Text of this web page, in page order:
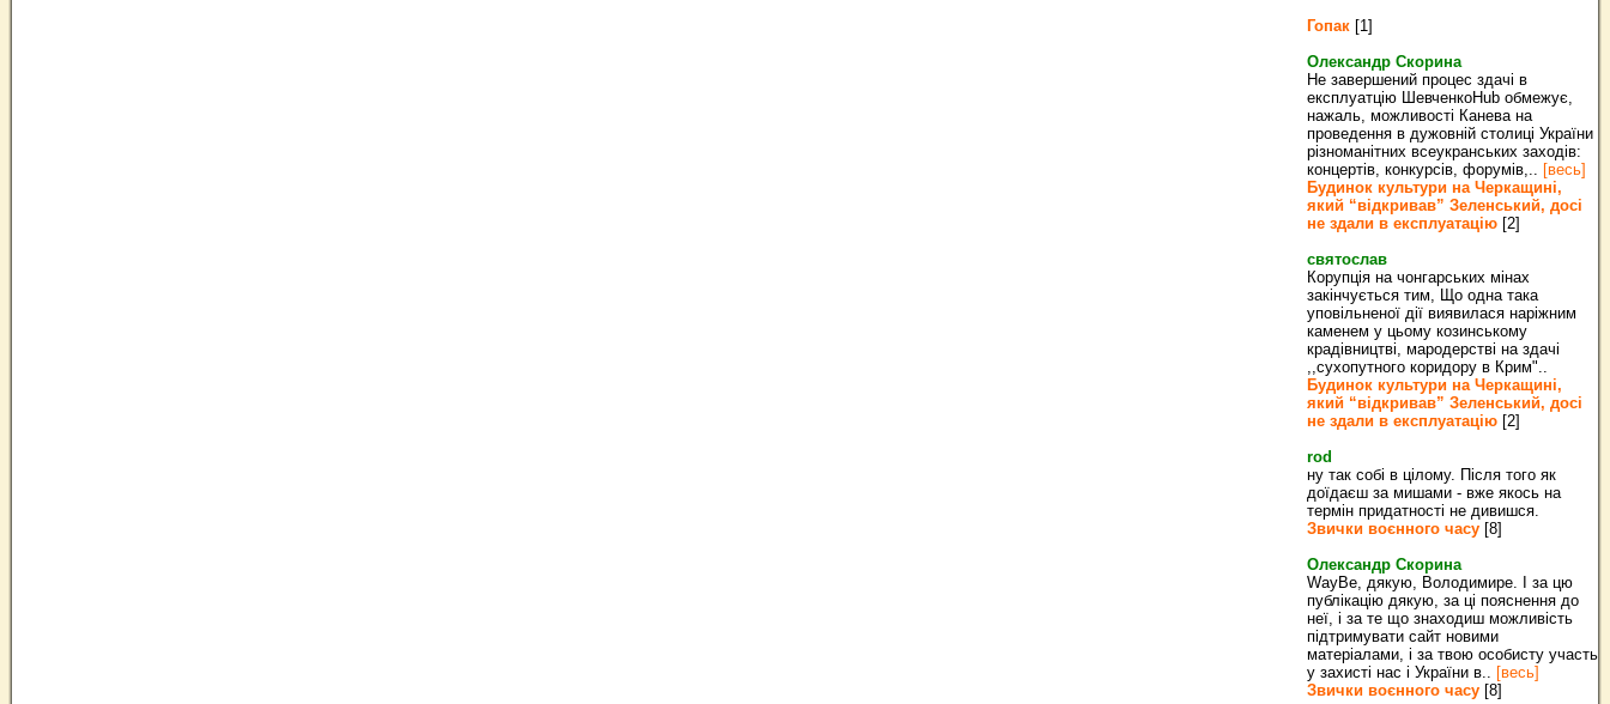
Гопак [1]
Олександр Скорина
Не завершений процес здачі в
експлуатцію ШевченкоHub обмежує,
нажаль, можливості Канева на
проведення в дужовній столиці України
різноманітних всеукранських заходів:
концертів, конкурсів, форумів,.. [весь]
Будинок культури на Черкащині,
який “відкривав” Зеленський, досі
не здали в експлуатацію [2]
святослав
Корупція на чонгарських мінах
закінчується тим, Що одна така
уповільненої дії виявилася наріжним
каменем у цьому козинському
крадівництві, мародерстві на здачі
,,сухопутного коридору в Крим"..
Будинок культури на Черкащині,
який “відкривав” Зеленський, досі
не здали в експлуатацію [2]
rod
ну так собі в цілому. Після того як
доїдаєш за мишами - вже якось на
термін придатності не дивишся.
Звички воєнного часу [8]
Олександр Скорина
WayBe, дякую, Володимире. І за цю
публікацію дякую, за ці пояснення до
неї, і за те що знаходиш можливість
підтримувати сайт новими
матеріалами, і за твою особисту участь
у захисті нас і України в.. [весь]
Звички воєнного часу [8]